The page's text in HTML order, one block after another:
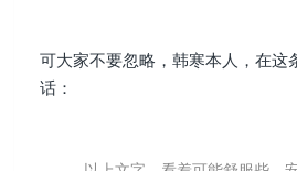
可大家不要忽略，韩寒本人，在这
话：